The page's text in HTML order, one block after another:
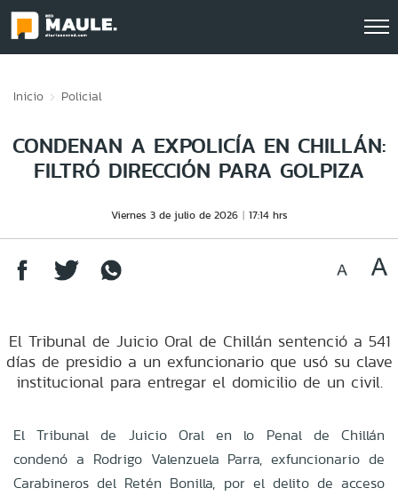
Inicio Policial
CONDENAN A EXPOLICÍA EN CHILLÁN:
FILTRÓ DIRECCIÓN PARA GOLPIZA
Viernes 3 de julio de 2026 17:14 hrs
El Tribunal de Juicio Oral de Chillán sentenció a 541
días de presidio a un exfuncionario que usó su clave
institucional para entregar el domicilio de un civil.
El Tribunal de Juicio Oral en lo Penal de Chillán
condenó a Rodrigo Valenzuela Parra, exfuncionario de
Carabineros del Retén Bonilla, por el delito de acceso